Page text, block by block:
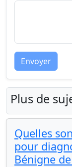
Envoyer
Plus de
Quelles
pour
Bénigne